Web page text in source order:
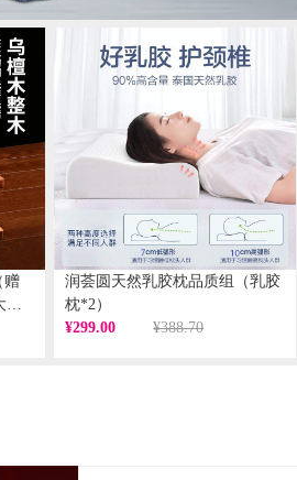
赠
一
润荟圆天然乳胶枕品质组（乳胶
枕*2）
¥299.00
¥388.70